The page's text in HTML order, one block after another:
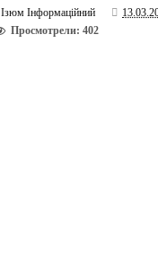
Ізюм Інформаційний
Просмотрели: 402